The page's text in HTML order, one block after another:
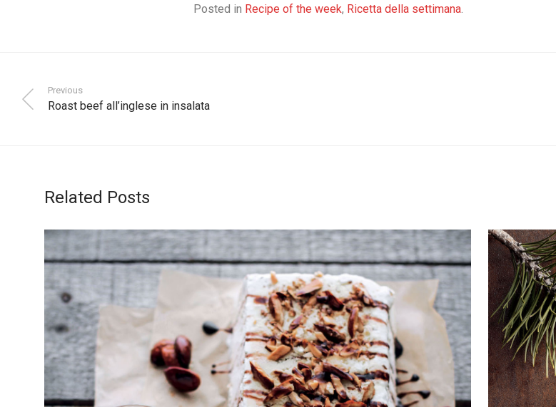
Posted in Recipe of the week, Ricetta della settimana.
Previous
Roast beef all’inglese in insalata
Related Posts